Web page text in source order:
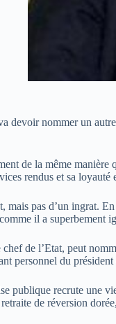
nommer un
de la même manière
rendus et sa
mais pas d’un ingrat.
il a superbement
de l’Etat, peut
personnel du
publique recrute une
de réversion